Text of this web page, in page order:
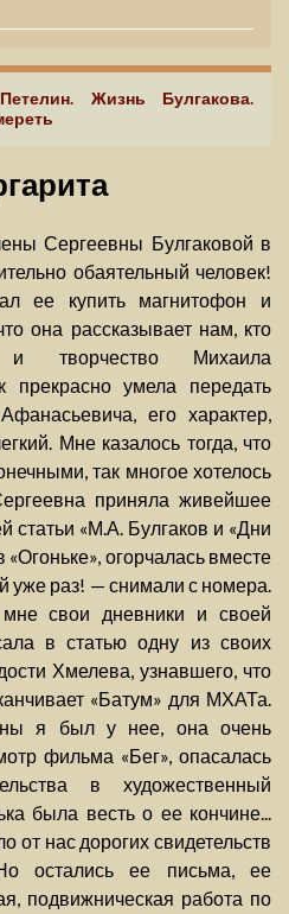
Жизнь Булгакова.
Сергеевны Булгаковой в
обаятельный человек!
ее купить магнитофон и
она рассказывает нам, кто
и творчество Михаила
прекрасно умела передать
его характер,
Мне казалось тогда, что
так многое хотелось
приняла живейшее
статьи «М.А. Булгаков и «Дни
огорчалась вместе
уже раз! — снимали с номера.
свои дневники и своей
в статью одну из своих
Хмелева, узнавшего, что
«Батум» для МХАТа.
я был у нее, она очень
фильма «Бег», опасалась
в художественный
была весть о ее кончине...
от нас дорогих свидетельств
остались ее письма, ее
подвижническая работа по